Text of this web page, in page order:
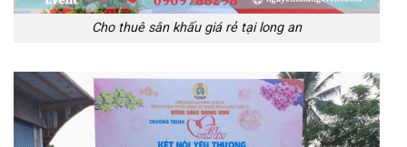
Cho thuê sân khấu giá rẻ tại long an